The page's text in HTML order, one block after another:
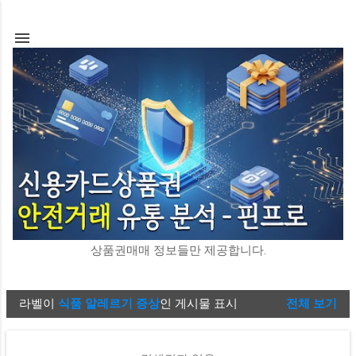
상품권매매 정보들만 제공합니다.
글
라벨이 식품 알레르기 증상인 게시물 표시 전체 보기